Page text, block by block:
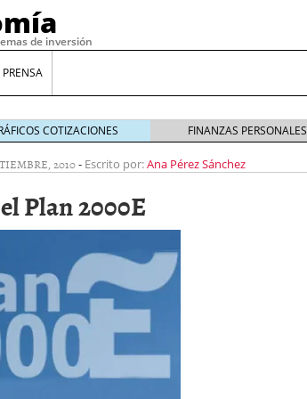
de inversión
¿Por qué el Préstamo Promotor privado
12 de diciembre de 2025
aprovechar esta opción para gestionar tus
de 2025
COTIZACIONES FINANZAS PERSONALES
2010- Escrito por:Ana Pérez Sánchez
Plan 2000E